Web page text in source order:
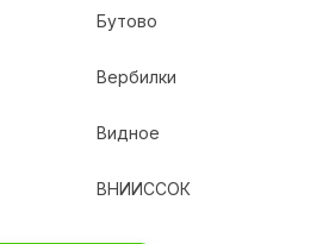
Бутово
Вербилки
Видное
ВНИИССОК